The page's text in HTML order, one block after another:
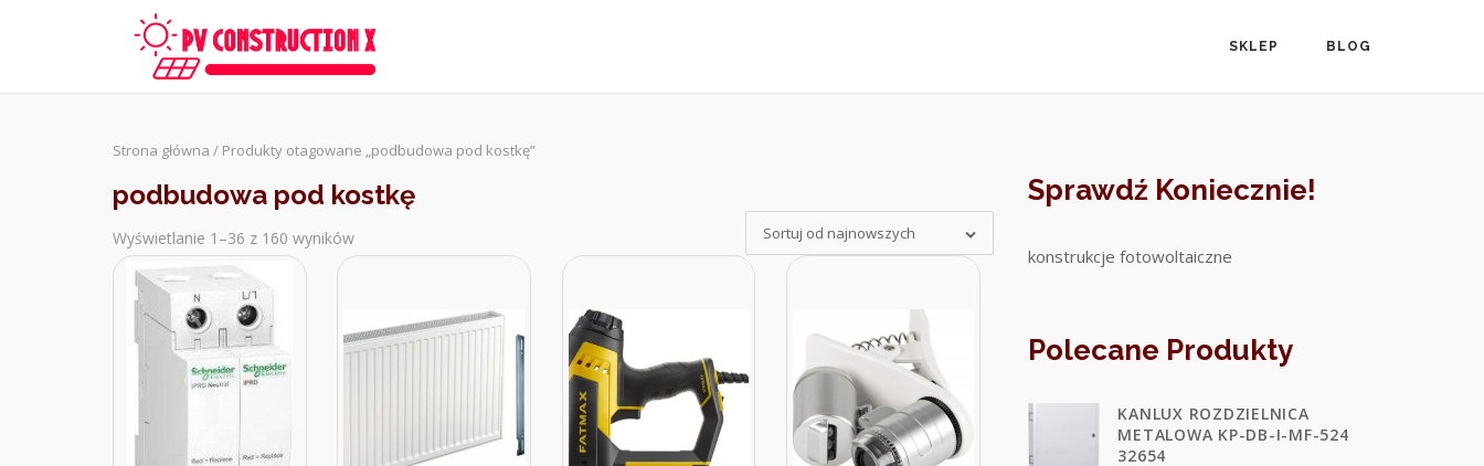
SKLEP BLOG
Strona główna / Produkty otagowane „podbudowa pod kostkę”
podbudowa pod kostkę
Wyświetlanie 1–36 z 160 wyników
Sorted
latest
Sortuj od najnowszych
Sprawdź Koniecznie!
konstrukcje fotowoltaiczne
Polecane Produkty
KANLUX ROZDZIELNICA
METALOWA KP-DB-I-MF-524
32654